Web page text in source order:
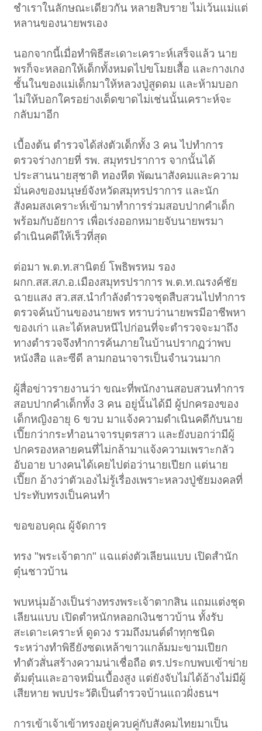
ชำเราในลักษณะเดียวกัน หลายสิบราย ไม่เว้นแม่แต่
หลานของนายพรเอง
นอกจากนี้เมื่อทำพิธีสะเดาะเคราะห์เสร็จแล้ว นาย
พรก็จะหลอกให้เด็กทั้งหมดไปขโมยเสื้อ และกางเกง
ชั้นในของแม่เด็กมาให้หลวงปู่สูดดม และห้ามบอก
ไม่ให้บอกใครอย่างเด็ดขาดไม่เช่นนั้นเคราะห์จะ
กลับมาอีก
เบื้องต้น ตำรวจได้ส่งตัวเด็กทั้ง 3 คน ไปทำการ
ตรวจร่างกายที่ รพ. สมุทรปราการ จากนั้นได้
ประสานนายสุชาติ ทองหีต พัฒนาสังคมและความ
มั่นคงของมนุษย์จังหวัดสมุทรปราการ และนัก
สังคมสงเคราะห์เข้ามาทำการร่วมสอบปากคำเด็ก
พร้อมกับอัยการ เพื่อเร่งออกหมายจับนายพรมา
ดำเนินคดีให้เร็วที่สุด
ต่อมา พ.ต.ท.สานิตย์ โพธิพรหม รอง
ผกก.สส.สภ.อ.เมืองสมุทรปราการ พ.ต.ท.ณรงค์ชัย
ฉายแสง สว.สส.นำกำลังตำรวจชุดสืบสวนไปทำการ
ตรวจค้นบ้านของนายพร ทราบว่านายพรมีอาชีพหา
ของเก่า และได้หลบหนีไปก่อนที่จะตำรวจจะมาถึง
ทางตำรวจจึงทำการค้นภายในบ้านปรากฏว่าพบ
หนังสือ และซีดี ลามกอนาจารเป็นจำนวนมาก
ผู้สื่อข่าวรายงานว่า ขณะที่พนักงานสอบสวนทำการ
สอบปากคำเด็กทั้ง 3 คน อยู่นั้นได้มี ผู้ปกครองของ
เด็กหญิงอายุ 6 ขวบ มาแจ้งความดำเนินคดีกับนาย
เปี๊ยกว่ากระทำอนาจารบุตรสาว และยังบอกว่ามีผู้
ปกครองหลายคนที่ไม่กล้ามาแจ้งความเพราะกลัว
อับอาย บางคนได้เคยไปต่อว่านายเปียก แต่นาย
เปี๊ยก อ้างว่าตัวเองไม่รู้เรื่องเพราะหลวงปู่ชัยมงคลที่
ประทับทรงเป็นคนทำ
ขอขอบคุณ ผู้จัดการ
ทรง "พระเจ้าตาก" แฉแต่งตัวเลียนแบบ เปิดสำนัก
ตุ๋นชาวบ้าน
พบหนุ่มอ้างเป็นร่างทรงพระเจ้าตากสิน แถมแต่งชุด
เลียนแบบ เปิดตำหนักหลอกเงินชาวบ้าน ทั้งรับ
สะเดาะเคราะห์ ดูดวง รวมถึงมนต์ดำทุกชนิด
ระหว่างทำพิธียังซดเหล้าขาวแกล้มมะขามเปียก
ทำตัวสั่นสร้างความน่าเชื่อถือ ตร.ประกบพบเข้าข่าย
ต้มตุ๋นและอาจหมิ่นเบื้องสูง แต่ยังจับไม่ได้อ้างไม่มีผู้
เสียหาย พบประวัติเป็นตำรวจบ้านแถวฝั่งธนฯ
การเข้าเจ้าเข้าทรงอยู่ควบคู่กับสังคมไทยมาเป็น